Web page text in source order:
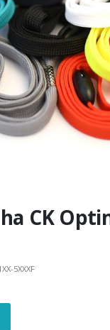
CK
5XXXF